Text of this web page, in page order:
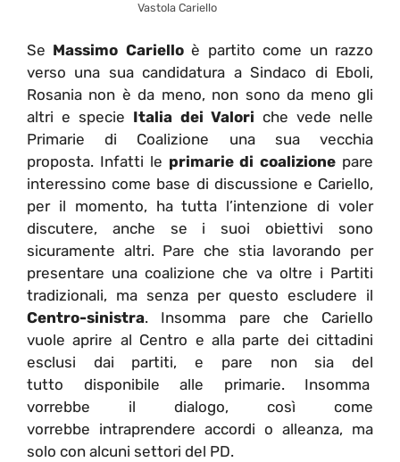
Vastola Cariello
Se Massimo Carielloè partito come un razzo
verso una sua candidatura a Sindaco di Eboli,
Rosania non è da meno, non sono da meno gli
altri e specie Italia dei Valoriche vede nelle
Primarie di Coalizione una sua vecchia
proposta. Infatti le primarie di coalizione pare
interessino come base di discussione e Cariello,
per il momento, ha tutta l’intenzione di voler
discutere, anche se i suoi obiettivi sono
sicuramente altri. Pare che stia lavorando per
presentare una coalizione che va oltre i Partiti
tradizionali, ma senza per questo escludere il
Centro-sinistra. Insomma pare che Cariello
vuole aprire al Centro e alla parte dei cittadini
esclusi dai partiti, e pare non sia del
tutto disponibile alle primarie. Insomma
vorrebbe il dialogo, così come
vorrebbe intraprendere accordi o alleanza, ma
solo con alcuni settori del PD.